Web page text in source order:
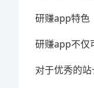
研赚app特色
研赚app不仅
对于优秀的